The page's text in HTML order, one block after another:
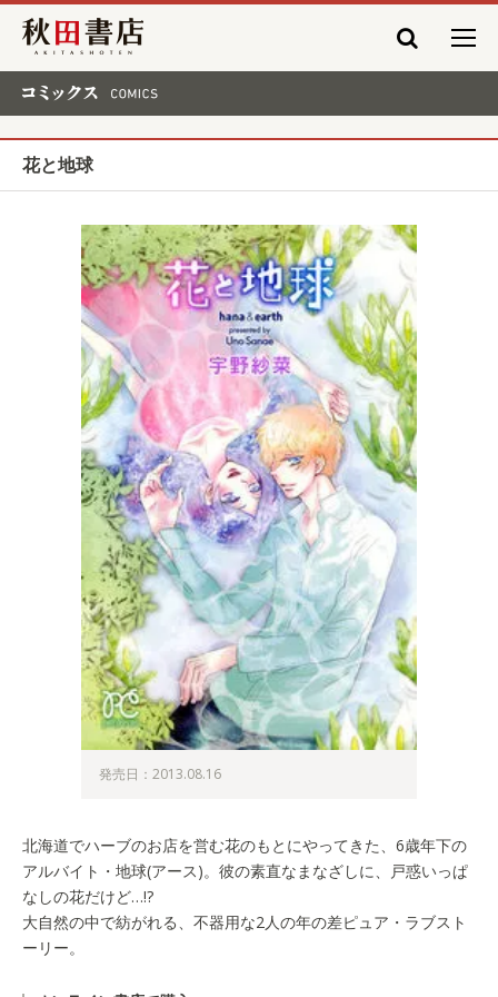
秋田書店
花と地球
発売日：2013.08.16
北海道でハーブのお店を営む花のもとにやってきた、6歳年下の
アルバイト・地球(アース)。彼の素直なまなざしに、戸惑いっぱ
なしの花だけど…!?
大自然の中で紡がれる、不器用な2人の年の差ピュア・ラブスト
ーリー。